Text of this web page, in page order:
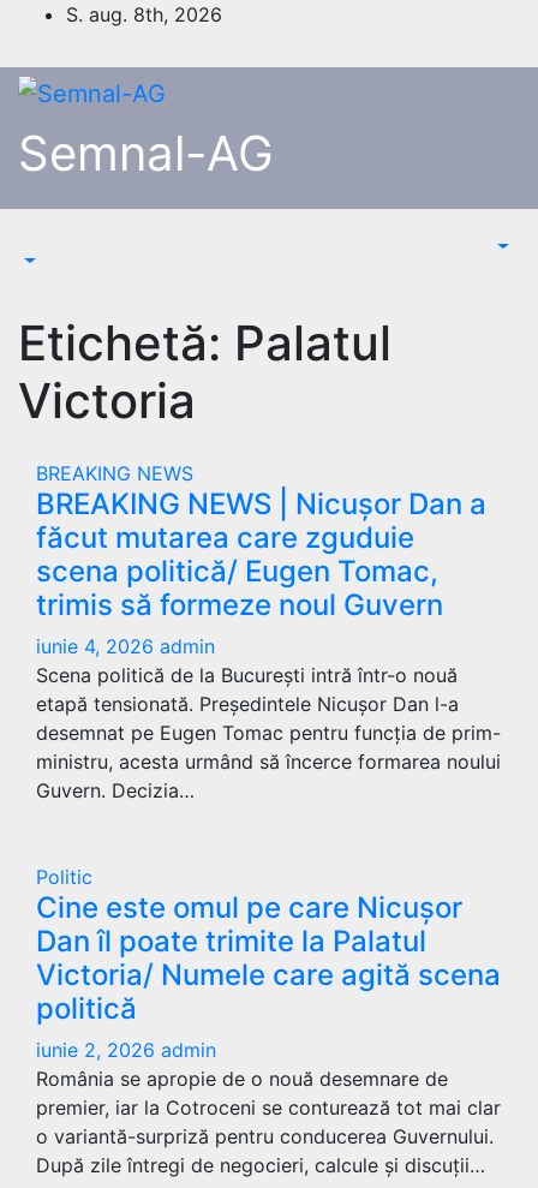
content
S. aug. 8th, 2026
Semnal-AG
Etichetă: Palatul
Victoria
BREAKING NEWS
BREAKING NEWS | Nicușor Dan a
făcut mutarea care zguduie
scena politică/ Eugen Tomac,
trimis să formeze noul Guvern
iunie 4, 2026 admin
Scena politică de la București intră într-o nouă
etapă tensionată. Președintele Nicușor Dan l-a
desemnat pe Eugen Tomac pentru funcția de prim-
ministru, acesta urmând să încerce formarea noului
Guvern. Decizia…
Politic
Cine este omul pe care Nicușor
Dan îl poate trimite la Palatul
Victoria/ Numele care agită scena
politică
iunie 2, 2026 admin
România se apropie de o nouă desemnare de
premier, iar la Cotroceni se conturează tot mai clar
o variantă-surpriză pentru conducerea Guvernului.
După zile întregi de negocieri, calcule și discuții…